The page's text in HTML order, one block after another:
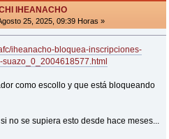
IHEANACHO
25, 2025, 09:39 Horas »
iheanacho-bloquea-inscripciones-
como escollo y que está bloqueando
no se supiera esto desde hace meses...